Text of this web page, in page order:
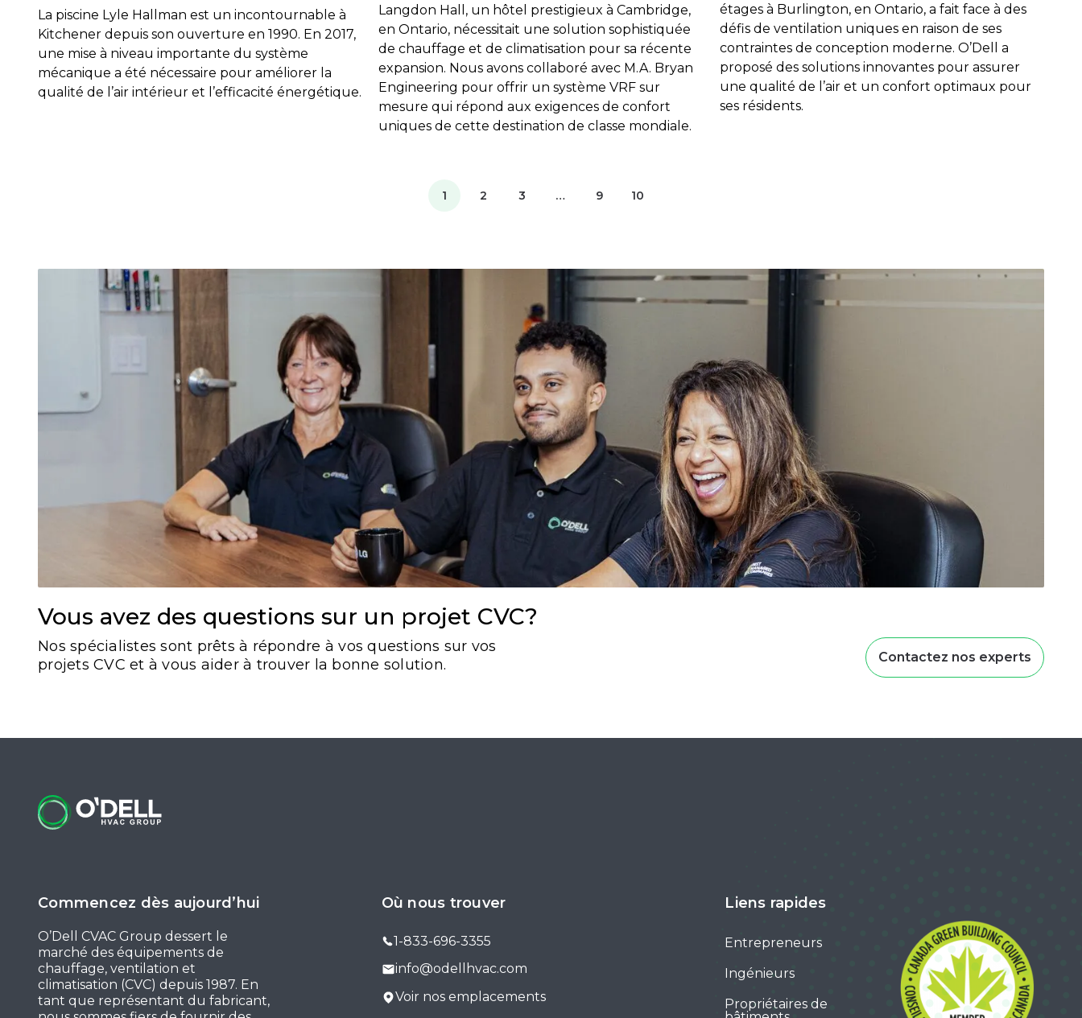
La piscine Lyle Hallman est un incontournable à
Kitchener depuis son ouverture en 1990. En 2017,
une mise à niveau importante du système
mécanique a été nécessaire pour améliorer la
qualité de l’air intérieur et l’efficacité énergétique.
Langdon Hall, un hôtel prestigieux à Cambridge,
en Ontario, nécessitait une solution sophistiquée
de chauffage et de climatisation pour sa récente
expansion. Nous avons collaboré avec M.A. Bryan
Engineering pour offrir un système VRF sur
mesure qui répond aux exigences de confort
uniques de cette destination de classe mondiale.
étages à Burlington, en Ontario, a fait face à des
défis de ventilation uniques en raison de ses
contraintes de conception moderne. O’Dell a
proposé des solutions innovantes pour assurer
une qualité de l’air et un confort optimaux pour
ses résidents.
1 2 3 … 9 10
Vous avez des questions sur un projet CVC?
Nos spécialistes sont prêts à répondre à vos questions sur vos
projets CVC et à vous aider à trouver la bonne solution.
Contactez nos experts
Commencez dès aujourd’hui
O’Dell CVAC Group dessert le
marché des équipements de
chauffage, ventilation et
climatisation (CVC) depuis 1987. En
tant que représentant du fabricant,
Où nous trouver
1-833-696-3355
info@odellhvac.com
Voir nos emplacements
Liens rapides
Entrepreneurs
Ingénieurs
Propriétaires de